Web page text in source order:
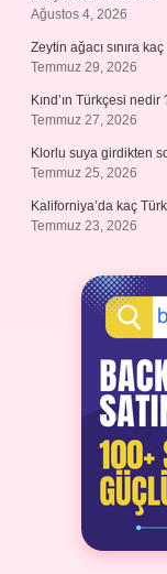
Ağustos 4, 2026
Zeytin ağacı sınıra
Temmuz 29, 2026
Kınd’ın Türkçesi nedir
Temmuz 27, 2026
Klorlu suya girdikten
Temmuz 25, 2026
Kaliforniya’da kaç
Temmuz 23, 2026